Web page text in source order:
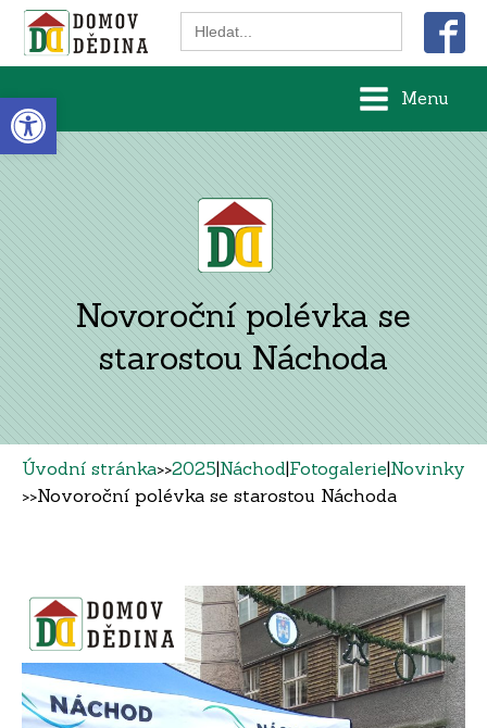
Open toolbar
Search
for:
Menu
Novoroční polévka se
starostou Náchoda
Úvodní stránka>>2025|Náchod|Fotogalerie|Novinky
>>Novoroční polévka se starostou Náchoda